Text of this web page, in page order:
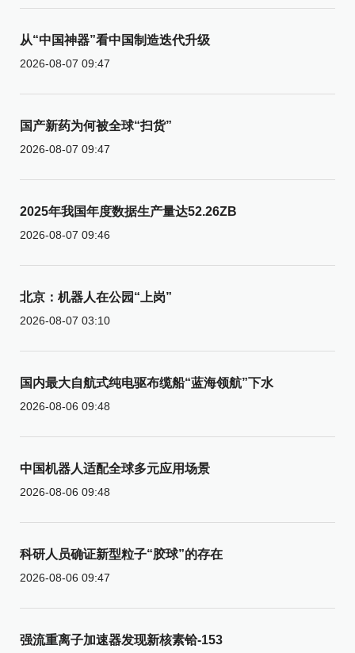
从“中国神器”看中国制造迭代升级
2026-08-07 09:47
国产新药为何被全球“扫货”
2026-08-07 09:47
2025年我国年度数据生产量达52.26ZB
2026-08-07 09:46
北京：机器人在公园“上岗”
2026-08-07 03:10
国内最大自航式纯电驱布缆船“蓝海领航”下水
2026-08-06 09:48
中国机器人适配全球多元应用场景
2026-08-06 09:48
科研人员确证新型粒子“胶球”的存在
2026-08-06 09:47
强流重离子加速器发现新核素铪-153